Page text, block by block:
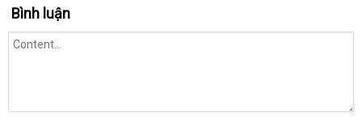
Bình luận